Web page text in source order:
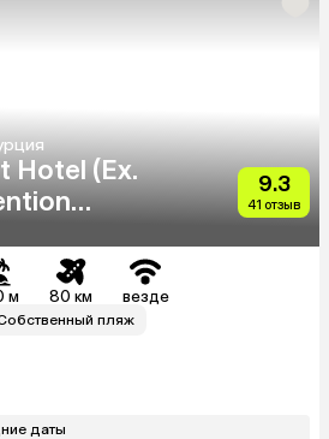
Hotel (Ex.
9.3
41 отзыв
м 80 км везде
пляж
даты